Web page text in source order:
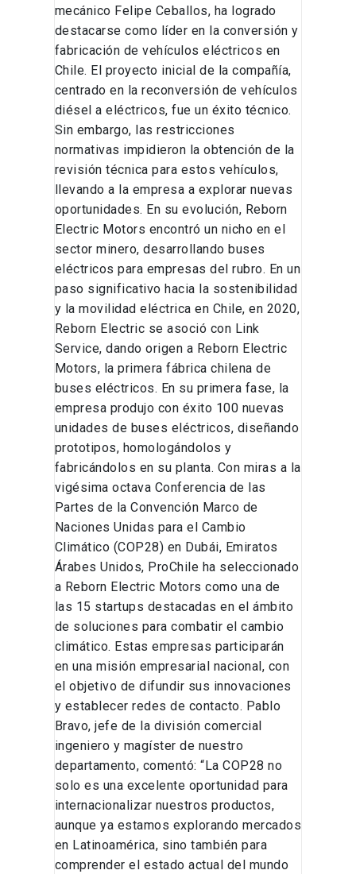
mecánico Felipe Ceballos, ha logrado
destacarse como líder en la conversión y
fabricación de vehículos eléctricos en
Chile. El proyecto inicial de la compañía,
centrado en la reconversión de vehículos
diésel a eléctricos, fue un éxito técnico.
Sin embargo, las restricciones
normativas impidieron la obtención de la
revisión técnica para estos vehículos,
llevando a la empresa a explorar nuevas
oportunidades. En su evolución, Reborn
Electric Motors encontró un nicho en el
sector minero, desarrollando buses
eléctricos para empresas del rubro. En un
paso significativo hacia la sostenibilidad
y la movilidad eléctrica en Chile, en 2020,
Reborn Electric se asoció con Link
Service, dando origen a Reborn Electric
Motors, la primera fábrica chilena de
buses eléctricos. En su primera fase, la
empresa produjo con éxito 100 nuevas
unidades de buses eléctricos, diseñando
prototipos, homologándolos y
fabricándolos en su planta. Con miras a la
vigésima octava Conferencia de las
Partes de la Convención Marco de
Naciones Unidas para el Cambio
Climático (COP28) en Dubái, Emiratos
Árabes Unidos, ProChile ha seleccionado
a Reborn Electric Motors como una de
las 15 startups destacadas en el ámbito
de soluciones para combatir el cambio
climático. Estas empresas participarán
en una misión empresarial nacional, con
el objetivo de difundir sus innovaciones
y establecer redes de contacto. Pablo
Bravo, jefe de la división comercial
ingeniero y magíster de nuestro
departamento, comentó: “La COP28 no
solo es una excelente oportunidad para
internacionalizar nuestros productos,
aunque ya estamos explorando mercados
en Latinoamérica, sino también para
comprender el estado actual del mundo